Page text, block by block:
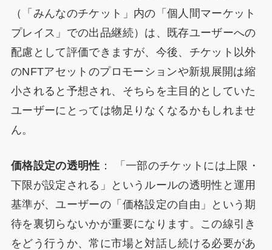
（「みんなのチケット」内の「個人間マーケット
プレイス」での出品継続）は、既存ユーザーへの
配慮として評価できますが、今後、チケット以外
のNFTアセットのプロモーションや新規展開は縮
小されると予想され、そちらを主目的としていた
ユーザーにとっては物足りなくなるかもしれませ
ん。
価格設定の透明性 ： 「一部のチケットには上限・
下限が設定される」というルールの透明性と運用
基準が、ユーザーの「価格設定の自由」という期
待を裏切らないかが重要になります。この線引き
をどう行うか、常に市場と対話し続ける必要があ